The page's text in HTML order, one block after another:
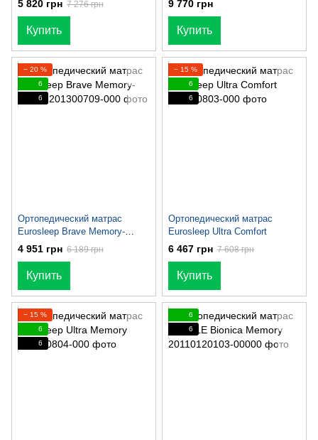
5 820 грн 7 276 грн
Купить
9 770 грн
Купить
− 20 %
6
6
Ортопедический матрас
Eurosleep Brave Memory-
Cocos
4 951 грн 6 189 грн
Купить
− 15 %
6
6
Ортопедический матрас
Eurosleep Ultra Comfort
6 467 грн 7 608 грн
Купить
− 15 %
6
6
6
6